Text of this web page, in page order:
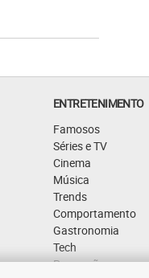
ENTRETENIMENTO
Famosos
Séries e TV
Cinema
Música
Trends
Comportamento
Gastronomia
Tech
Promoções